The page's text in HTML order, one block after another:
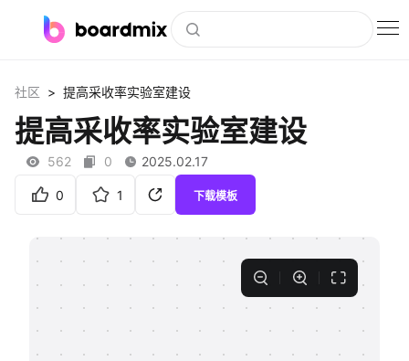
社区资源
下载
客户案例
社区 > 提高采收率实验室建设
提高采收率实验室建设
562 0 2025.02.17
0 1 下载模板